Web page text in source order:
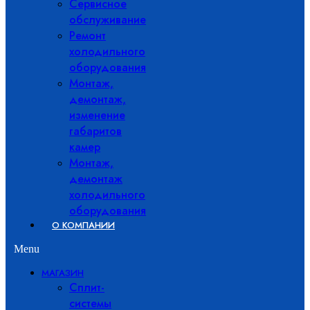
Сервисное
обслуживание
Ремонт
холодильного
оборудования
Монтаж,
демонтаж,
изменение
габаритов
камер
Монтаж,
демонтаж
холодильного
оборудования
О КОМПАНИИ
Menu
МАГАЗИН
Сплит-
системы